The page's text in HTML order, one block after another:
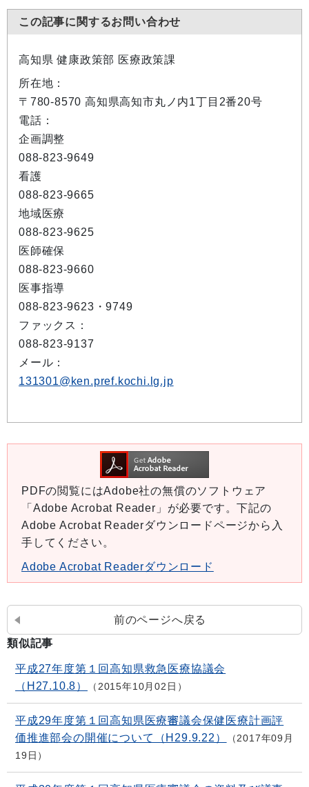
この記事に関するお問い合わせ
高知県 健康政策部 医療政策課
所在地：
〒780-8570 高知県高知市丸ノ内1丁目2番20号
電話：
企画調整
088-823-9649
看護
088-823-9665
地域医療
088-823-9625
医師確保
088-823-9660
医事指導
088-823-9623・9749
ファックス：
088-823-9137
メール：
131301@ken.pref.kochi.lg.jp
PDFの閲覧にはAdobe社の無償のソフトウェア
「Adobe Acrobat Reader」が必要です。下記の
Adobe Acrobat Readerダウンロードページから入
手してください。
Adobe Acrobat Readerダウンロード
前のページへ戻る
類似記事
平成27年度第１回高知県救急医療協議会
（H27.10.8）
2015年10月02日
平成29年度第１回高知県医療審議会保健医療計画評
価推進部会の開催について（H29.9.22）
2017年09月
19日